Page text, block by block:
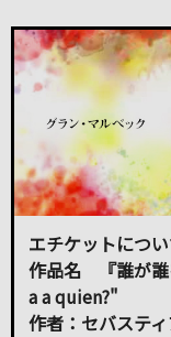
エチケットについ
作品名 『誰が誰
a a quien?"
作者：セバステ